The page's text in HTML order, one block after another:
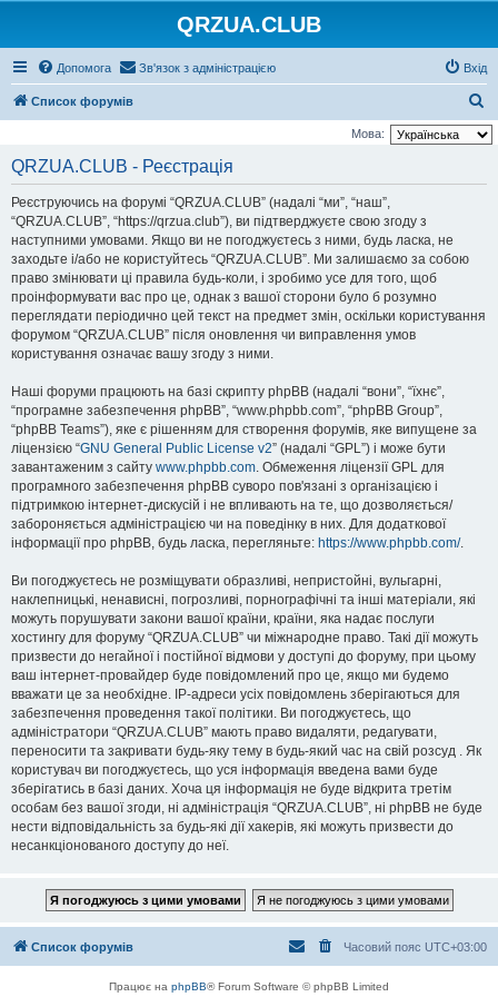
QRZUA.CLUB
Допомога Зв'язок з адміністрацією Вхід
Список форумів
о
Мова:
QRZUA.CLUB - Реєстрація
Реєструючись на форумі “QRZUA.CLUB” (надалі “ми”, “наш”,
“QRZUA.CLUB”, “https://qrzua.club”), ви підтверджуєте свою згоду з
наступними умовами. Якщо ви не погоджуєтесь з ними, будь ласка, не
заходьте і/або не користуйтесь “QRZUA.CLUB”. Ми залишаємо за собою
право змінювати ці правила будь-коли, і зробимо усе для того, щоб
проінформувати вас про це, однак з вашої сторони було б розумно
переглядати періодично цей текст на предмет змін, оскільки користування
форумом “QRZUA.CLUB” після оновлення чи виправлення умов
користування означає вашу згоду з ними.
Наші форуми працюють на базі скрипту phpBB (надалі “вони”, “їхнє”,
“програмне забезпечення phpBB”, “www.phpbb.com”, “phpBB Group”,
“phpBB Teams”), яке є рішенням для створення форумів, яке випущене за
ліцензією “GNU General Public License v2” (надалі “GPL”) і може бути
завантаженим з сайту www.phpbb.com. Обмеження ліцензії GPL для
програмного забезпечення phpBB суворо пов'язані з організацією і
підтримкою інтернет-дискусій і не впливають на те, що дозволяється/
забороняється адміністрацією чи на поведінку в них. Для додаткової
інформації про phpBB, будь ласка, перегляньте: https://www.phpbb.com/.
Ви погоджуєтесь не розміщувати образливі, непристойні, вульгарні,
наклепницькі, ненависні, погрозливі, порнографічні та інші матеріали, які
можуть порушувати закони вашої країни, країни, яка надає послуги
хостингу для форуму “QRZUA.CLUB” чи міжнародне право. Такі дії можуть
призвести до негайної і постійної відмови у доступі до форуму, при цьому
ваш інтернет-провайдер буде повідомлений про це, якщо ми будемо
вважати це за необхідне. IP-адреси усіх повідомлень зберігаються для
забезпечення проведення такої політики. Ви погоджуєтесь, що
адміністратори “QRZUA.CLUB” мають право видаляти, редагувати,
переносити та закривати будь-яку тему в будь-який час на свій розсуд . Як
користувач ви погоджуєтесь, що уся інформація введена вами буде
зберігатись в базі даних. Хоча ця інформація не буде відкрита третім
особам без вашої згоди, ні адміністрація “QRZUA.CLUB”, ні phpBB не буде
нести відповідальність за будь-які дії хакерів, які можуть призвести до
несанкціонованого доступу до неї.
Список форумів Часовий пояс UTC+03:00
Працює на phpBB® Forum Software © phpBB Limited